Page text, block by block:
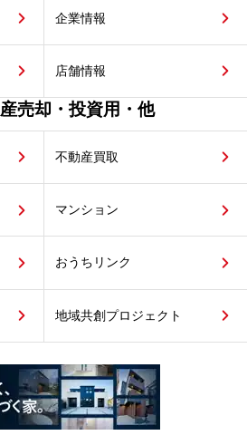
企業情報
店舗情報
売却・投資用・他
不動産買取
マンション
おうちリンク
地域共創プロジェクト